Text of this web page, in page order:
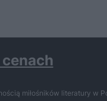
miłośników literatury w